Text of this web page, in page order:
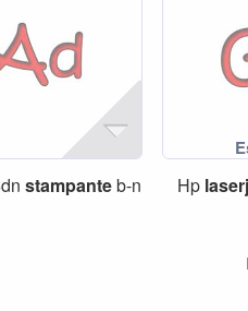
stampanteb-n Hp